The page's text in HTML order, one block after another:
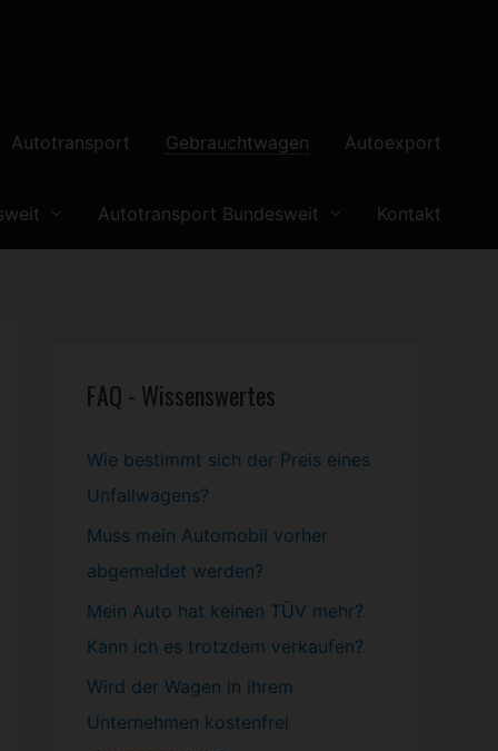
Autotransport Gebrauchtwagen Autoexport
Autotransport Bundesweit Kontakt
FAQ - Wissenswertes
Wie bestimmt sich der Preis eines
Unfallwagens?
Muss mein Automobil vorher
abgemeldet werden?
Mein Auto hat keinen TÜV mehr?
Kann ich es trotzdem verkaufen?
Wird der Wagen in ihrem
Unternehmen kostenfrei